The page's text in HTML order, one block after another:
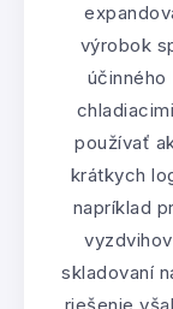
výrobok
účinného
používať
krátkych
napríklad
skladovaní